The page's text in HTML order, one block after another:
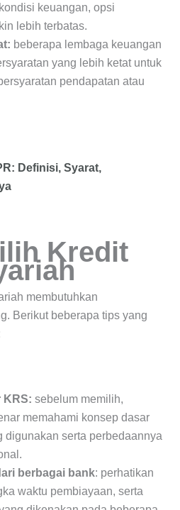
keuangan, opsi
lebih terbatas.
beberapa lembaga keuangan
yang lebih ketat untuk
pendapatan atau
Definisi, Syarat,
Kredit
membutuhkan
Berikut beberapa tips yang
KRS: sebelum memilih,
memahami konsep dasar
digunakan serta perbedaannya
berbagai bank: perhatikan
waktu pembiayaan, serta